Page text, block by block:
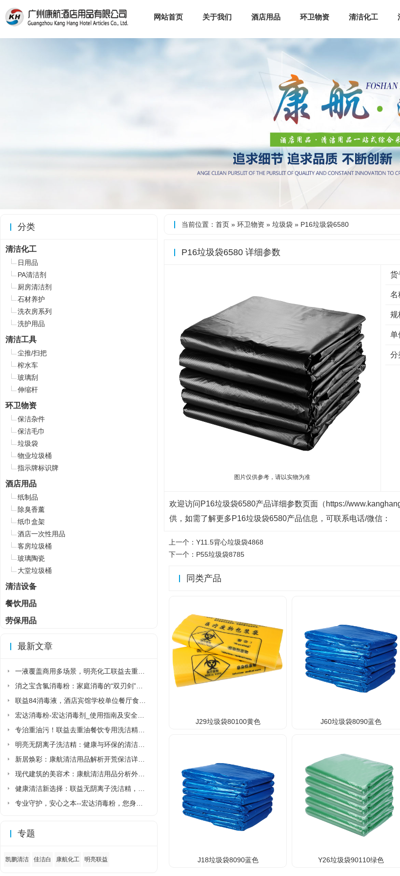
网站首页 关于我们 酒店用品 环卫物资 清洁化工
当前位置： 首页 » 环卫物资 » 垃圾袋 » P16垃圾袋6580
P16垃圾袋6580 详细参数
图片仅供参考，请以实物为准
货
名
规
单
分
欢迎访问P16垃圾袋6580产品详细参数页面（https://
供，如需了解更多P16垃圾袋6580产品信息，可联系电话/微信：
上一个： Y11.5背心垃圾袋4868
下一个： P55垃圾袋8785
同类产品
J29垃圾袋80100黄色 J60垃圾袋8090蓝色
J18垃圾袋8090蓝色 Y26垃圾袋90110绿色
分类
清洁化工
日用品
PA清洁剂
厨房清洁剂
石材养护
洗衣房系列
洗护用品
清洁工具
尘推/扫把
榨水车
玻璃刮
伸缩杆
环卫物资
保洁杂件
保洁毛巾
垃圾袋
物业垃圾桶
指示牌标识牌
酒店用品
纸制品
除臭香薰
纸巾盒架
酒店一次性用品
客房垃圾桶
玻璃陶瓷
大堂垃圾桶
清洁设备
餐饮用品
劳保用品
最新文章
专题
凯鹏清洁 佳洁白 康航化工 明亮联益